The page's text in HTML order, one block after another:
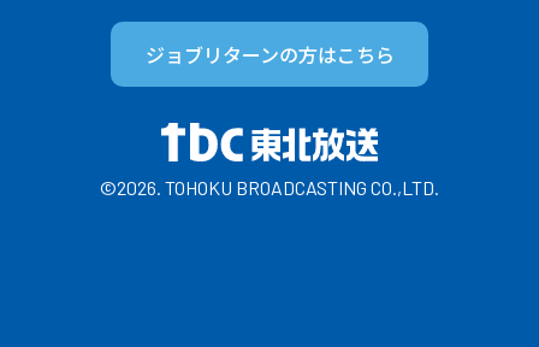
ジョブリターンの方はこちら
©2026. TOHOKU BROADCASTING CO.,LTD.